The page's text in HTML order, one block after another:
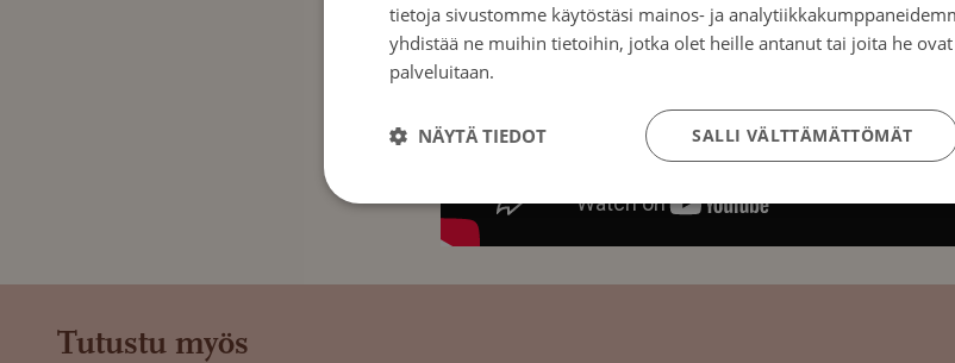
Tutustu myös
tietoja sivustomme käytöstäsi mainos- ja
yhdistää ne muihin tietoihin, jotka olet heille antanut tai joita he ovat
palveluitaan.
SALLI VÄLTTÄMÄTTÖMÄT
NÄYTÄ TIEDOT